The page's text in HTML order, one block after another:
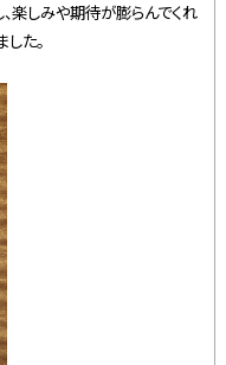
楽しみや期待が膨らんでくれ
た。